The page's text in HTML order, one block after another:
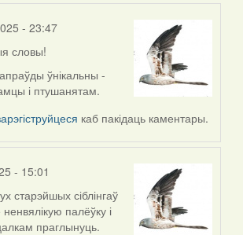
- 23:47
словы!
ўнікальны -
і птушанятам.
каб пакідаць каментары.
- 15:01
старэйшых сіблінгаў
палёўку і
праглынуць.